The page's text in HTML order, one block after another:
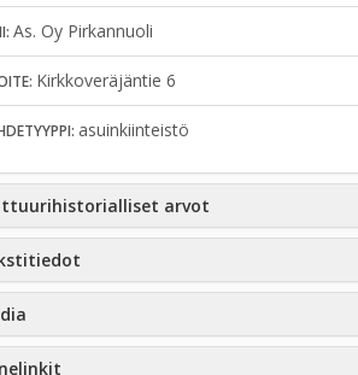
As. Oy Pirkannuoli
Kirkkoveräjäntie 6
asuinkiinteistö
arvot